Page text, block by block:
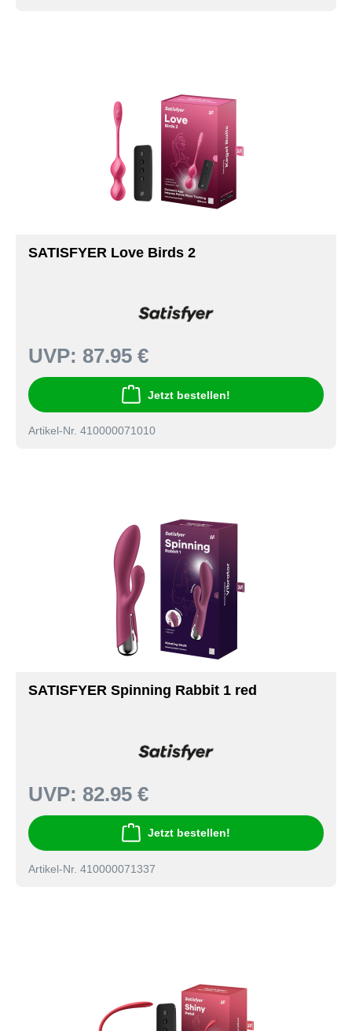
SATISFYER Love Birds 2
UVP: 87.95 €
Jetzt bestellen!
Artikel-Nr. 410000071010
SATISFYER Spinning Rabbit 1 red
UVP: 82.95 €
Jetzt bestellen!
Artikel-Nr. 410000071337